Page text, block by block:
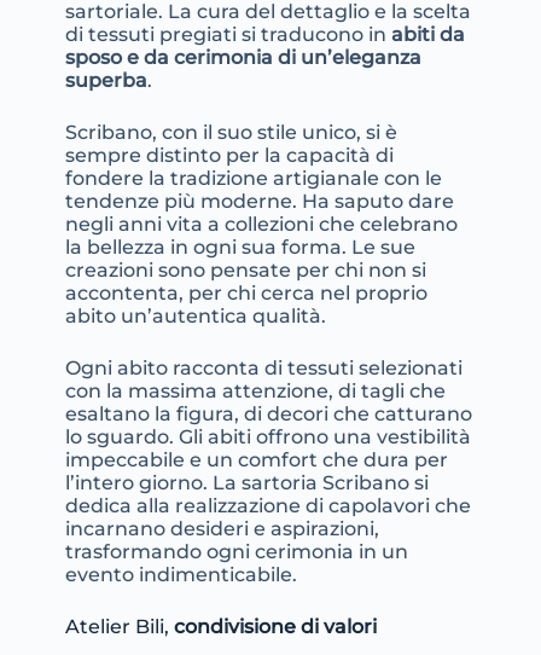
sartoriale. La cura del dettaglio e la scelta
di tessuti pregiati si traducono in abiti da
sposo e da cerimonia di un’eleganza
superba.
Scribano, con il suo stile unico, si è
sempre distinto per la capacità di
fondere la tradizione artigianale con le
tendenze più moderne. Ha saputo dare
negli anni vita a collezioni che celebrano
la bellezza in ogni sua forma. Le sue
creazioni sono pensate per chi non si
accontenta, per chi cerca nel proprio
abito un’autentica qualità.
Ogni abito racconta di tessuti selezionati
con la massima attenzione, di tagli che
esaltano la figura, di decori che catturano
lo sguardo. Gli abiti offrono una vestibilità
impeccabile e un comfort che dura per
l’intero giorno. La sartoria Scribano si
dedica alla realizzazione di capolavori che
incarnano desideri e aspirazioni,
trasformando ogni cerimonia in un
evento indimenticabile.
Atelier Bili, condivisione di valori